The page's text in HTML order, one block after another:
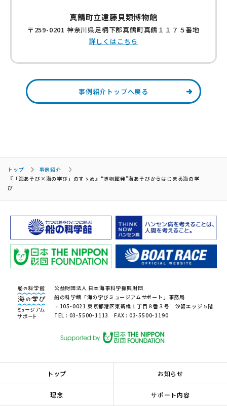
真鶴町立遠藤貝類博物館
〒259-0201 神奈川県足柄下郡真鶴町真鶴１１７５番地
詳しくはこちら
事例紹介トップへ戻る
トップ
事例紹介
『「海あそび×海の学び」のすゝめ』“博物館発”海あそびからはじまる海の学
び
公益財団法人 日本海事科学振興財団
船の科学館「海の学びミュージアムサポート」事務局
〒105-0021 東京都港区東新橋１丁目８番３号 汐留エッジ５階
TEL : 03-5500-1113 FAX : 03-5500-1190
トップ お知らせ
理念 サポート内容